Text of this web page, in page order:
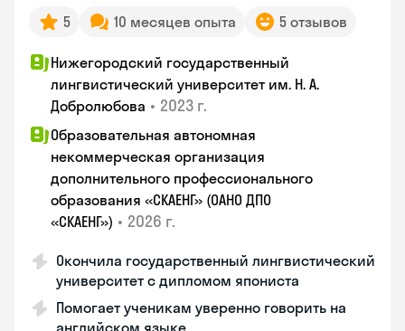
5 10 месяцев опыта 5 отзывов
Нижегородский государственный
лингвистический университет им. Н. А.
Добролюбова • 2023 г.
Образовательная автономная
некоммерческая организация
дополнительного профессионального
образования «СКАЕНГ» (ОАНО ДПО
«СКАЕНГ») • 2026 г.
Окончила государственный лингвистический
университет с дипломом япониста
Помогает ученикам уверенно говорить на
английском языке